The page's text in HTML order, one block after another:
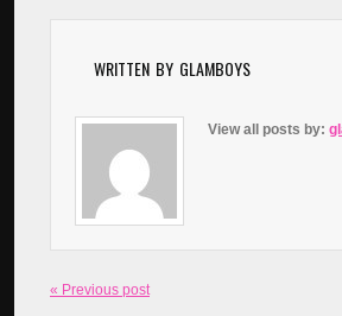
WRITTEN BY GLAMBOYS
View all posts by:
« Previous post